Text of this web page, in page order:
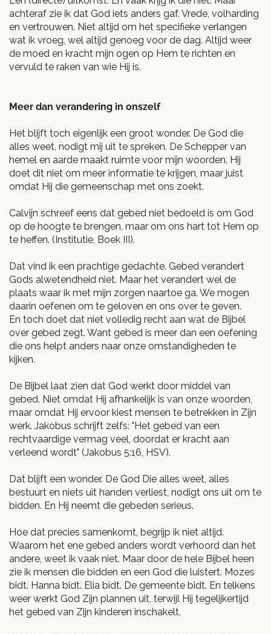
achteraf zie ik dat God iets anders gaf. Vrede, volharding
en vertrouwen. Niet altijd om het specifieke verlangen
wat ik vroeg, wel altijd genoeg voor de dag. Altijd weer
de moed en kracht mijn ogen op Hem te richten en
vervuld te raken van wie Hij is.
Meer dan verandering in onszelf
Het blijft toch eigenlijk een groot wonder. De God die
alles weet, nodigt mij uit te spreken. De Schepper van
hemel en aarde maakt ruimte voor mijn woorden. Hij
doet dit niet om meer informatie te krijgen, maar juist
omdat Hij die gemeenschap met ons zoekt.
Calvijn schreef eens dat gebed niet bedoeld is om God
op de hoogte te brengen, maar om ons hart tot Hem op
te heffen. (Institutie, Boek III).
Dat vind ik een prachtige gedachte. Gebed verandert
Gods alwetendheid niet. Maar het verandert wel de
plaats waar ik met mijn zorgen naartoe ga. We mogen
daarin oefenen om te geloven en ons over te geven.
En toch doet dat niet volledig recht aan wat de Bijbel
over gebed zegt. Want gebed is meer dan een oefening
die ons helpt anders naar onze omstandigheden te
kijken.
De Bijbel laat zien dat God werkt door middel van
gebed. Niet omdat Hij afhankelijk is van onze woorden,
maar omdat Hij ervoor kiest mensen te betrekken in Zijn
werk. Jakobus schrijft zelfs: "Het gebed van een
rechtvaardige vermag veel, doordat er kracht aan
verleend wordt" (Jakobus 5:16, HSV).
Dat blijft een wonder. De God Die alles weet, alles
bestuurt en niets uit handen verliest, nodigt ons uit om te
bidden. En Hij neemt die gebeden serieus.
Hoe dat precies samenkomt, begrijp ik niet altijd.
Waarom het ene gebed anders wordt verhoord dan het
andere, weet ik vaak niet. Maar door de hele Bijbel heen
zie ik mensen die bidden en een God die luistert. Mozes
bidt. Hanna bidt. Elia bidt. De gemeente bidt. En telkens
weer werkt God Zijn plannen uit, terwijl Hij tegelijkertijd
het gebed van Zijn kinderen inschakelt.